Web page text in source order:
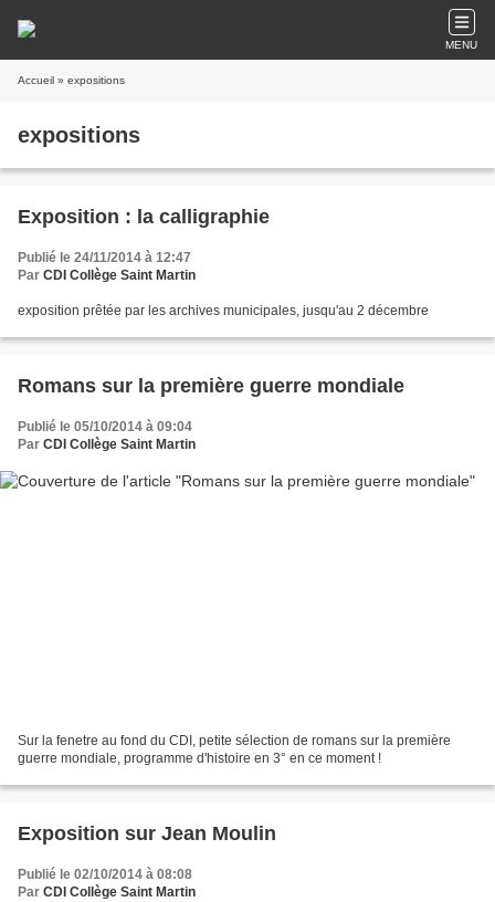
MENU
Accueil » expositions
expositions
Exposition : la calligraphie
Publié le 24/11/2014 à 12:47
Par CDI Collège Saint Martin
exposition prêtée par les archives municipales, jusqu'au 2 décembre
Romans sur la première guerre mondiale
Publié le 05/10/2014 à 09:04
Par CDI Collège Saint Martin
Sur la fenetre au fond du CDI, petite sélection de romans sur la première
guerre mondiale, programme d'histoire en 3° en ce moment !
Exposition sur Jean Moulin
Publié le 02/10/2014 à 08:08
Par CDI Collège Saint Martin